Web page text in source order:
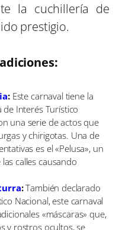
la cuchillería de
prestigio.
:Este carnaval tiene la
de Interés Turístico
una serie de actos que
y chirigotas. Una de
es el «Pelusa», un
calles causando
:También declarado
Nacional, este carnaval
«máscaras» que,
y rostros ocultos, se